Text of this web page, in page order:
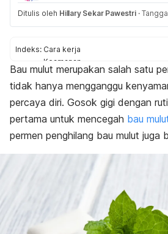
Ditulis oleh Hillary Sekar Pawestri ·
Indeks: Cara kerja
Keamanan
Penghilang bau mulut
Bau mulut merupakan salah satu
tidak hanya mengganggu
percaya diri. Gosok gigi dengan
pertama untuk mencegah bau
permen penghilang bau mulut juga